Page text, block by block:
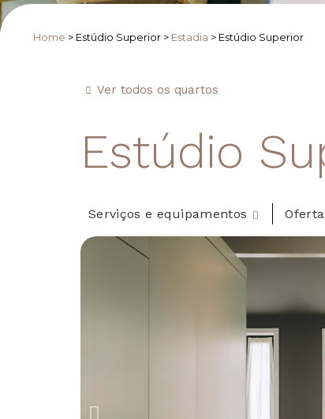
Home > Estúdio Superior > Estadia > Estúdio Superior
Ver todos os quartos
Estúdio
Serviços e equipamentos